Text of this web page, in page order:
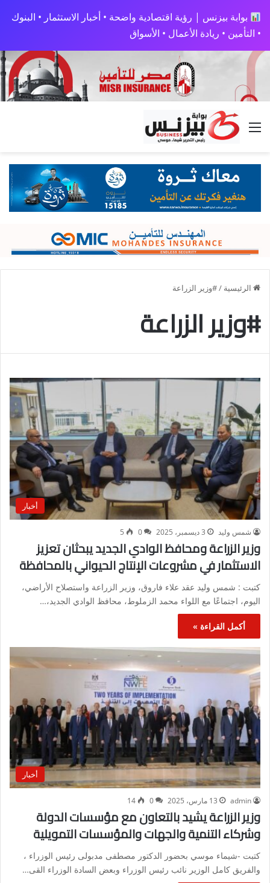
بوابة بيزنس | رؤية اقتصادية واضحة • أخبار الاستثمار • البنوك
• التأمين • ريادة الأعمال • الأسواق
القائمة
الرئيسية /#وزير الزراعة
#وزير الزراعة
أخبار
شمس وليد 3 ديسمبر، 2025 0
5
وزير الزراعة ومحافظ الوادي الجديد يبحثان تعزيز
الاستثمار في مشروعات الإنتاج الحيواني بالمحافظة
كتبت : شمس وليد عقد علاء فاروق، وزير الزراعة واستصلاح الأراضي،
اليوم، اجتماعًا مع اللواء محمد الزملوط، محافظ الوادي الجديد،…
أكمل القراءة »
أخبار
admin 13 مارس، 2025 0
14
وزير الزراعة يشيد بالتعاون مع مؤسسات الدولة
وشركاء التنمية والجهات والمؤسسات التمويلية
كتبت -شيماء موسي بحضور الدكتور مصطفى مدبولى رئيس الوزراء ،
والفريق كامل الوزير نائب رئيس الوزراء وبعض السادة الوزراء القى…